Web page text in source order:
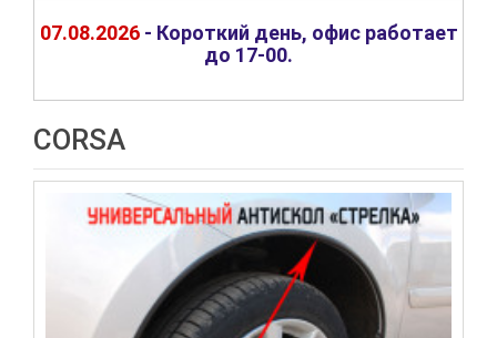
07.08.2026- Короткий день, офис работает
до 17-00.
CORSA